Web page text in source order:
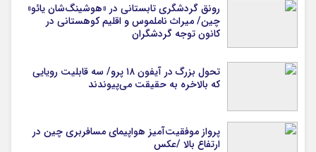
رونق گردشگری تابستانی در «هوشینگ‌شان یائو»
چین/ میراث ناملموس و اقلیم کوهستانی در
کانون توجه گردشگران
تحول بزرگ در آیفون ۱۸ پرو/ سه قابلیت رویایی
که بالاخره به حقیقت می‌پیوندند
پرواز موفقیت‌آمیز هواپیمای مسافربری چین در
ارتفاع بالا /عکس